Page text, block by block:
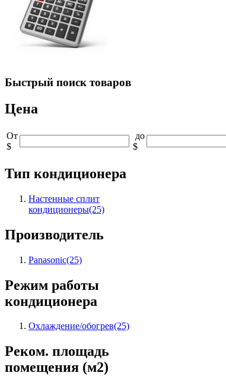
Быстрый поиск товаров
Цена
От
$
до
$
Тип кондиционера
Настенные сплит
кондиционеры(25)
Производитель
Panasonic(25)
Режим работы
кондиционера
Охлаждение/обогрев(25)
Реком. площадь
помещения (м2)